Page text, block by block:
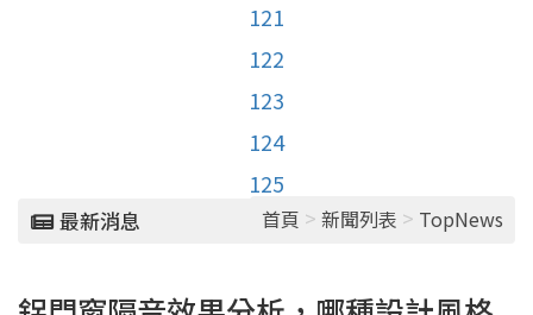
121
122
123
124
125
最新消息 首頁 > 新聞列表 > TopNews